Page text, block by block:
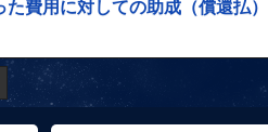
費用に対しての助成（償還払）